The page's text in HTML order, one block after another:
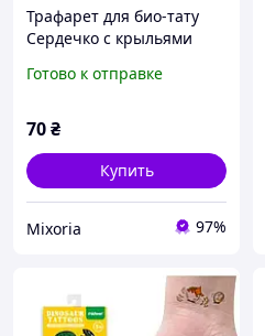
Трафарет для био-тату
Сердечко с крыльями
15х20 см
Готово к отправке
70₴
Купить
Mixoria 97%